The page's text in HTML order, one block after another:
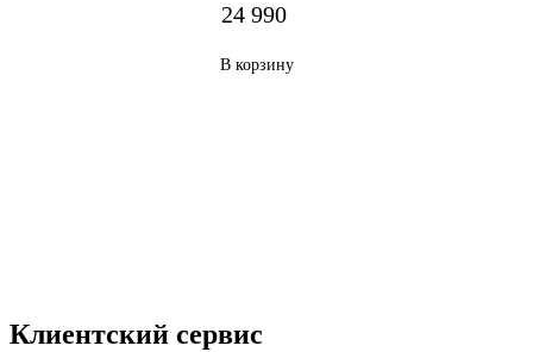
24 990
В корзину
Клиентский сервис